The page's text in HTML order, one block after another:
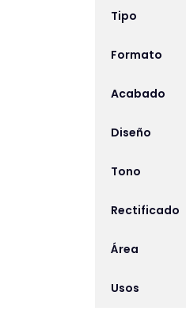
Tipo
Formato
Acabado
Diseño
Tono
Rectificado
Área
Usos